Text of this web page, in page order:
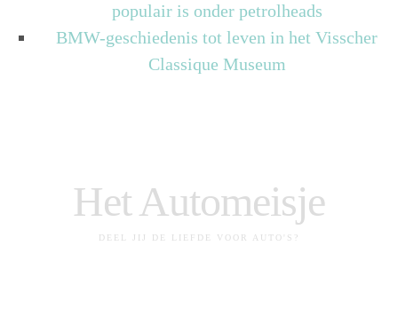
populair is onder petrolheads
BMW-geschiedenis tot leven in het Visscher
Classique Museum
Het Automeisje
DEEL JIJ DE LIEFDE VOOR AUTO'S?